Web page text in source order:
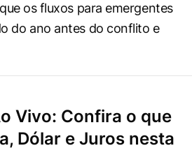
os ⁠fluxos para emergentes
do ano antes do conflito e
Vivo: Confira o que
Dólar e Juros nesta